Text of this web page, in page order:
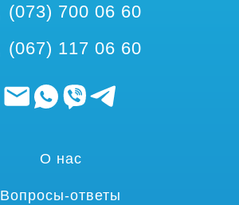
(073) 700 06 60
(067) 117 06 60
О нас
Вопросы-ответы